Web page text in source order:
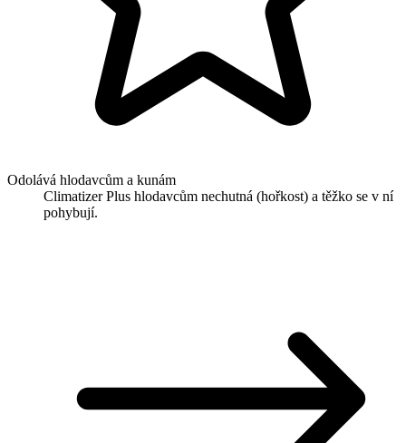
Odolává hlodavcům a kunám
Climatizer Plus hlodavcům nechutná (hořkost) a těžko se v ní
pohybují.